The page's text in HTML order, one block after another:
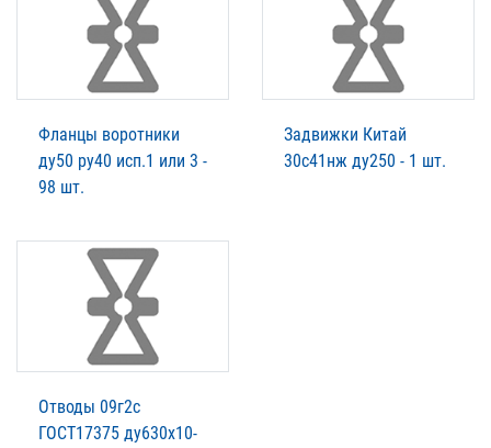
Фланцы воротники
ду50 ру40 исп.1 или 3 -
98 шт.
Задвижки Китай
30с41нж ду250 - 1 шт.
Отводы 09г2с
ГОСТ17375 ду630х10-